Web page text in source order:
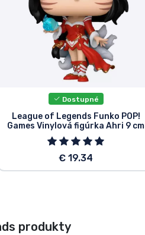
Dostupné
League of Legends Funko POP!
Games Vinylová figúrka Ahri 9 cm
€ 19.34
produkty